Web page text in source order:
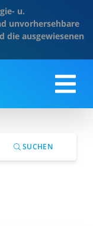
u.
unvorhersehbare
die ausgewiesenen
SUCHEN